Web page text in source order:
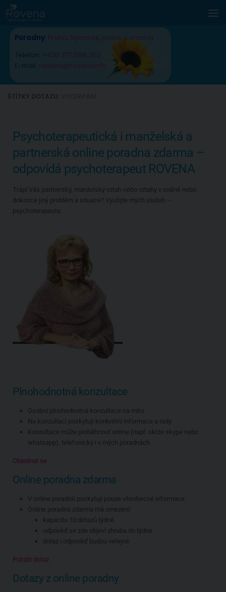
Skip to content
Poradny Praha Nymburk online poradna
Telefon: +420 777 588 352
E-mail: radana@rovena.info
Psychoterapeutická i manželská a
partnerská online poradna zdarma –
odpovídá psychoterapeut ROVENA
Trápí Vás partnerský, manželský vztah nebo vztahy v rodině nebo
dokonce jiný problém a situace? Využijte mých služeb –
psychoterapeuta.
Plnohodnotná konzultace
Osobní plnohodnotná konzultace na míru
Na konzultaci poskytuji konkrétní informace a rady
Konzultace může proběhnout online (např. skrze skype nebo
whatsapp), telefonicky i v mých poradnách
Objednat se
Online poradna zdarma
V online poradně poskytuji pouze všeobecné informace
Online poradna zdarma má omezení:
kapacitu 10 dotazů týdně
odpověď se zde objeví zhruba do týdne
dotaz i odpověď budou veřejné
Položit dotaz
Dotazy z online poradny